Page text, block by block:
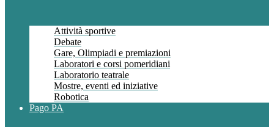
Attività sportive
Debate
Gare, Olimpiadi e premiazioni
Laboratori e corsi pomeridiani
Laboratorio teatrale
Mostre, eventi ed iniziative
Robotica
Pago PA